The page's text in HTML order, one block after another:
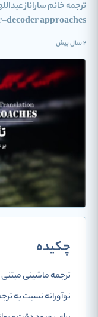
approaches
2 سال پیش
چکیده